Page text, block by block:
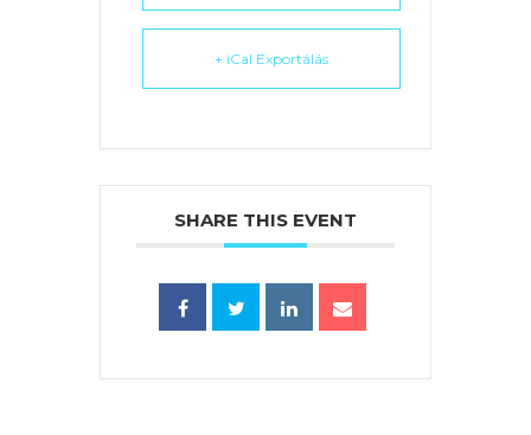
+ iCal Exportálás
SHARE THIS EVENT